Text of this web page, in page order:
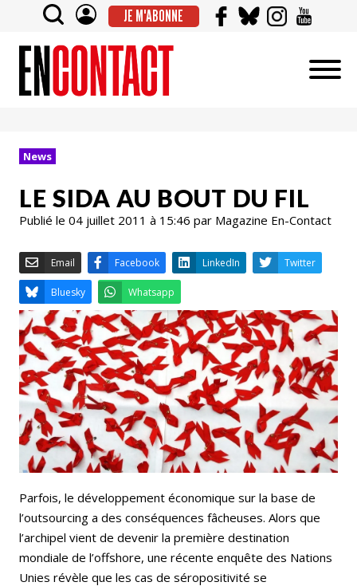
JE M'ABONNE
News
LE SIDA AU BOUT DU FIL
Publié le 04 juillet 2011 à 15:46 par Magazine En-Contact
Email Facebook LinkedIn
Bluesky Whatsapp
Parfois, le développement économique sur la base de
l’outsourcing a des conséquences fâcheuses. Alors que
l’archipel vient de devenir la première destination
mondiale de l’offshore, une récente enquête des Nations
Unies révèle que les cas de séropositivité se